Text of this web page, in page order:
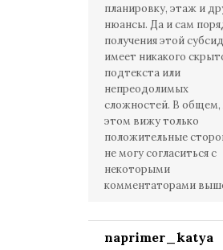
планировку, этаж и
нюансы. Да и сам
получения этой
имеет никакого
подтекста или
непреодолимых
сложностей. В общем,
этом вижу только
положительные
не могу согласиться с
некоторыми
комментаторами
naprimer_katya